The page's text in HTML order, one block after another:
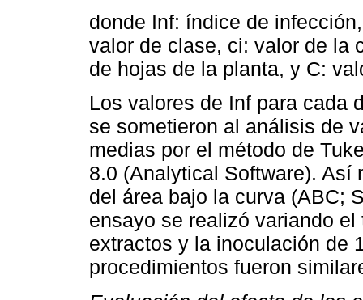
donde Inf: índice de
valor de clase, ci: valor de la
de hojas de la planta, y C:
Los valores de Inf para cada
se sometieron al análisis de
medias por el método de
8.0 (Analytical Software). Así
del área bajo la curva (ABC;
ensayo se realizó variando
extractos y la inoculación de
procedimientos fueron